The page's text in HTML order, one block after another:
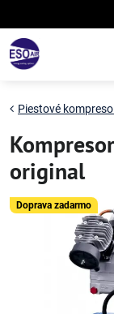
Doprava zadarmo
Piestové
original